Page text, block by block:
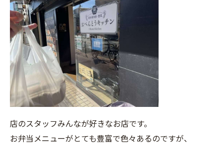
店のスタッフみんなが好きなお店です。
お弁当メニューがとても豊富で色々あるのですが、